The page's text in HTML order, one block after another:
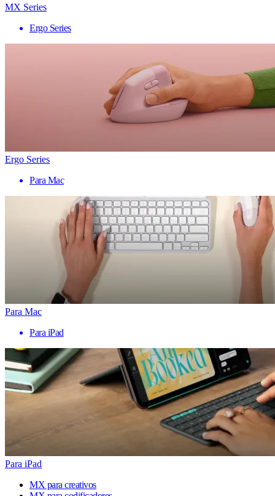
MX Series
Ergo Series
Ergo Series
Para Mac
Para Mac
Para iPad
Para iPad
MX para creativos